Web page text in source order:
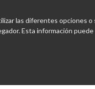
las diferentes opciones
Esta información